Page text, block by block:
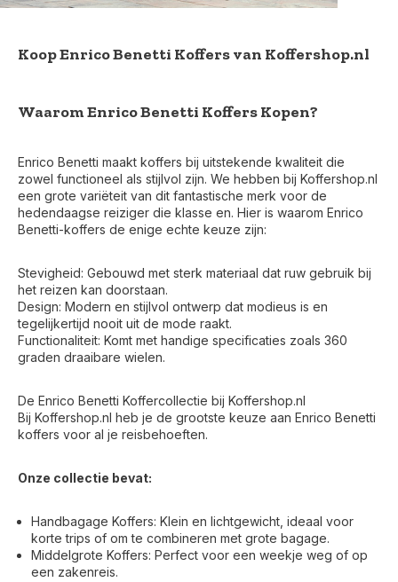
Koop Enrico Benetti Koffers van Koffershop.nl
Waarom Enrico Benetti Koffers Kopen?
Enrico Benetti maakt koffers bij uitstekende kwaliteit die
zowel functioneel als stijlvol zijn. We hebben bij Koffershop.nl
een grote variëteit van dit fantastische merk voor de
hedendaagse reiziger die klasse en. Hier is waarom Enrico
Benetti-koffers de enige echte keuze zijn:
Stevigheid: Gebouwd met sterk materiaal dat ruw gebruik bij
het reizen kan doorstaan.
Design: Modern en stijlvol ontwerp dat modieus is en
tegelijkertijd nooit uit de mode raakt.
Functionaliteit: Komt met handige specificaties zoals 360
graden draaibare wielen.
De Enrico Benetti Koffercollectie bij Koffershop.nl
Bij Koffershop.nl heb je de grootste keuze aan Enrico Benetti
koffers voor al je reisbehoeften.
Onze collectie bevat:
Handbagage Koffers: Klein en lichtgewicht, ideaal voor
korte trips of om te combineren met grote bagage.
Middelgrote Koffers: Perfect voor een weekje weg of op
een zakenreis.